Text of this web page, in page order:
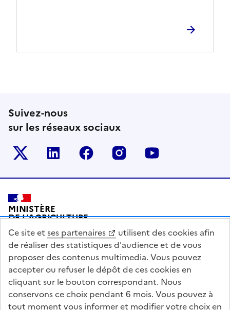
Suivez-nous
sur les réseaux sociaux
Le ministère sur Twitter
Le ministère sur LinkedIn
Le ministère sur Facebook
Le ministère sur
Pied de page
MINISTÈRE
DE L'AGRICULTURE
DE L'AGRO-ALIMENTAIRE
ET DE LA SOUVERAINETÉ
ALIMENTAIRE
legifrance.gouv.fr info.gouv.fr
Ce site et ses partenaires
utilisent des cookies afin
de réaliser des statistiques d'audience et de vous
proposer des contenus multimedia. Vous pouvez
accepter ou refuser le dépôt de ces cookies en
cliquant sur le bouton correspondant. Nous
conservons ce choix pendant 6 mois. Vous pouvez à
tout moment vous informer et modifier votre choix en